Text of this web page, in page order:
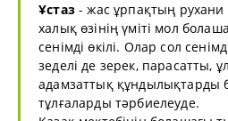
Ұстаз- жас ұрпақтың рухани
халық өзінің үміті мол
сенімді өкілі. Олар сол
зеделі де зерек, парасатты,
адамзаттық құндылықтарды
тұлғаларды тәрбиелеуде.